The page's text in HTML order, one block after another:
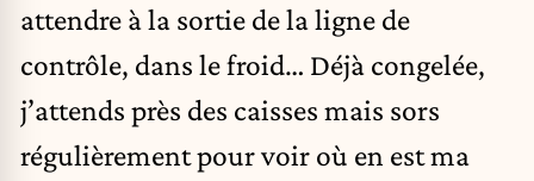
attendre à la sortie de la ligne de
contrôle, dans le froid… Déjà congelée,
j’attends près des caisses mais sors
régulièrement pour voir où en est ma